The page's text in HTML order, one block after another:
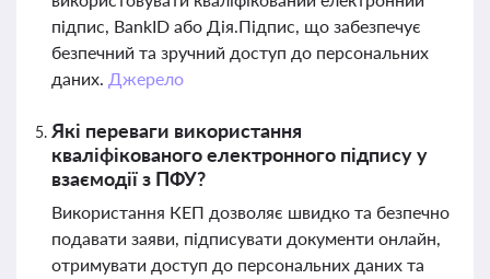
підпис, BankID або Дія.Підпис, що забезпечує
безпечний та зручний доступ до персональних
даних. Джерело
Які переваги використання
кваліфікованого електронного підпису у
взаємодії з ПФУ?
Використання КЕП дозволяє швидко та безпечно
подавати заяви, підписувати документи онлайн,
отримувати доступ до персональних даних та